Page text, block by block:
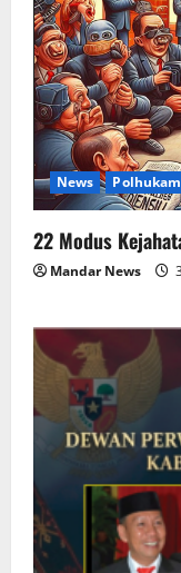
News Polhukam
22 Modus
Mandar News